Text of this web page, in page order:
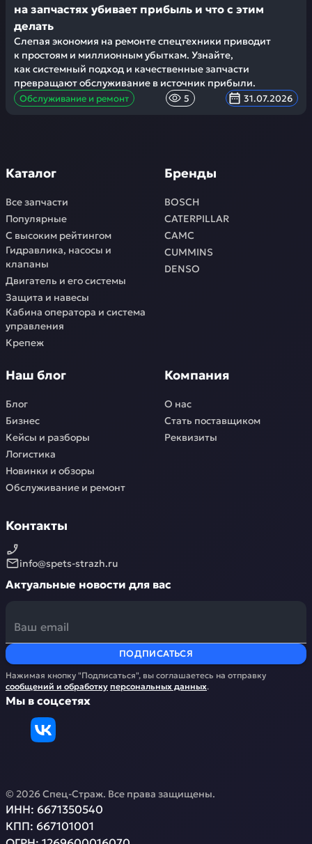
на запчастях убивает прибыль и что с этим
делать
Слепая экономия на ремонте спецтехники приводит
к простоям и миллионным убыткам. Узнайте,
как системный подход и качественные запчасти
превращают обслуживание в источник прибыли.
Обслуживание и ремонт 5 31.07.2026
Каталог
Все запчасти
Популярные
С высоким рейтингом
Гидравлика, насосы и
клапаны
Двигатель и его системы
Защита и навесы
Кабина оператора и система
управления
Крепеж
Бренды
BOSCH
CATERPILLAR
CAMC
CUMMINS
DENSO
Наш блог
Блог
Бизнес
Кейсы и разборы
Логистика
Новинки и обзоры
Обслуживание и ремонт
Компания
О нас
Стать поставщиком
Реквизиты
Контакты
info@spets-strazh.ru
Актуальные новости для вас
ПОДПИСАТЬСЯ
Нажимая кнопку "Подписаться", вы соглашаетесь на отправку
сообщений и обработку персональных данных.
Мы в соцсетях
© 2026Спец-Страж. Все права защищены.
ИНН: 6671350540
КПП: 667101001